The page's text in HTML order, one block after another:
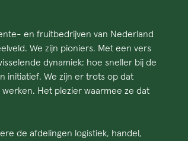
en fruitbedrijven van Nederland
We zijn pioniers. Met een vers
dynamiek: hoe sneller bij de
initiatief. We zijn er trots op dat
werken. Het plezier waarmee ze dat
de afdelingen logistiek, handel,